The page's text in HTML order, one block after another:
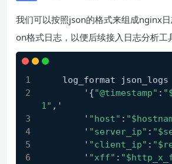
我们可以按照json的格式来组成nginx
on格式日志，以便后续接入日志分析工
    log_format json_logs
        '{
"@timestamp" :
1" ,'
        '
"host" :
        '
"server_ip" :
        '
"client_ip" :
        '
"xff" :